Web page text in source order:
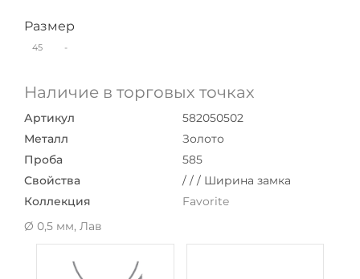
Размер
45 -
Наличие в торговых точках
Артикул
582050502
Металл
Золото
Проба
585
Свойства
/ / / Ширина замка
Коллекция
Favorite
Ø 0,5 мм, Лав